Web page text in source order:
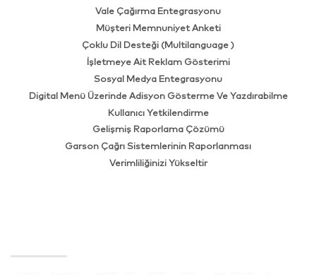
Vale Çağırma Entegrasyonu
Müşteri Memnuniyet Anketi
Çoklu Dil Desteği (Multilanguage )
İşletmeye Ait Reklam Gösterimi
Sosyal Medya Entegrasyonu
Digital Menü Üzerinde Adisyon Gösterme Ve Yazdırabilme
Kullanıcı Yetkilendirme
Gelişmiş Raporlama Çözümü
Garson Çağrı Sistemlerinin Raporlanması
Verimliliğinizi Yükseltir